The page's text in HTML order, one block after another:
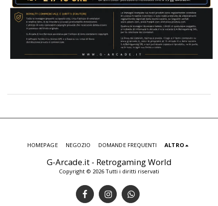
G-Arcade.it - Retrogaming World
Copyright © 2026 Tutti i diritti riservati
HOMEPAGE NEGOZIO DOMANDE FREQUENTI ALTRO